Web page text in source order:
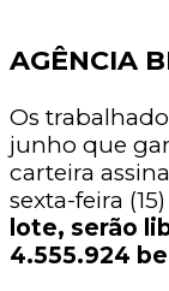
AGÊNCIA
Os
junho que
carteira
sexta-feira
lote, serão
4.555.924